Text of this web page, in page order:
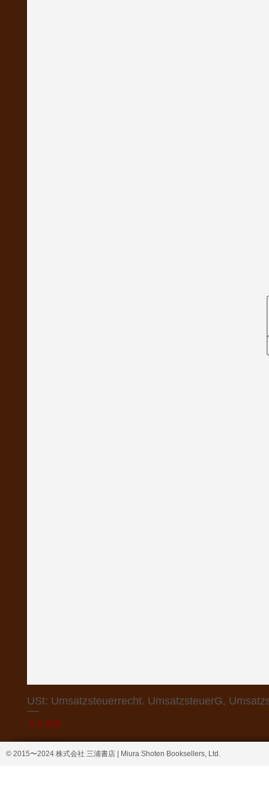
USt: Umsatzsteuerrecht. UmsatzsteuerG,
価格
￥4,368
© 2015〜2024 株式会社 三浦書店 | Miura Shoten Booksellers, Ltd.